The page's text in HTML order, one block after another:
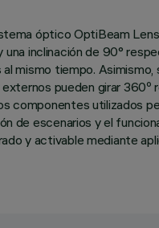
óptico OptiBeam
inclinación de 90°
mismo tiempo.
pueden girar 360º
componentes utilizados
de escenarios y el
y activable mediante